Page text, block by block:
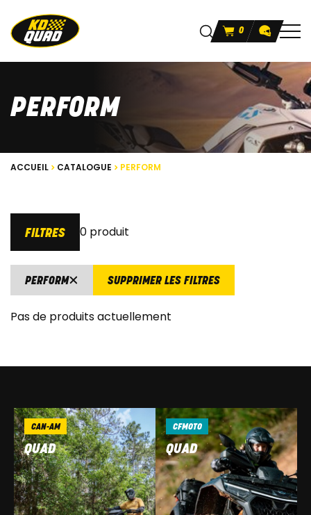
0
PERFORM
ACCUEIL CATALOGUE PERFORM
FILTRES 0 produit
PERFORM SUPPRIMER LES FILTRES
Pas de produits actuellement
CAN-AM
QUAD
CFMOTO
QUAD